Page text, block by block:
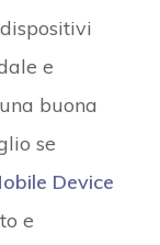
e
buona
se
Device
e